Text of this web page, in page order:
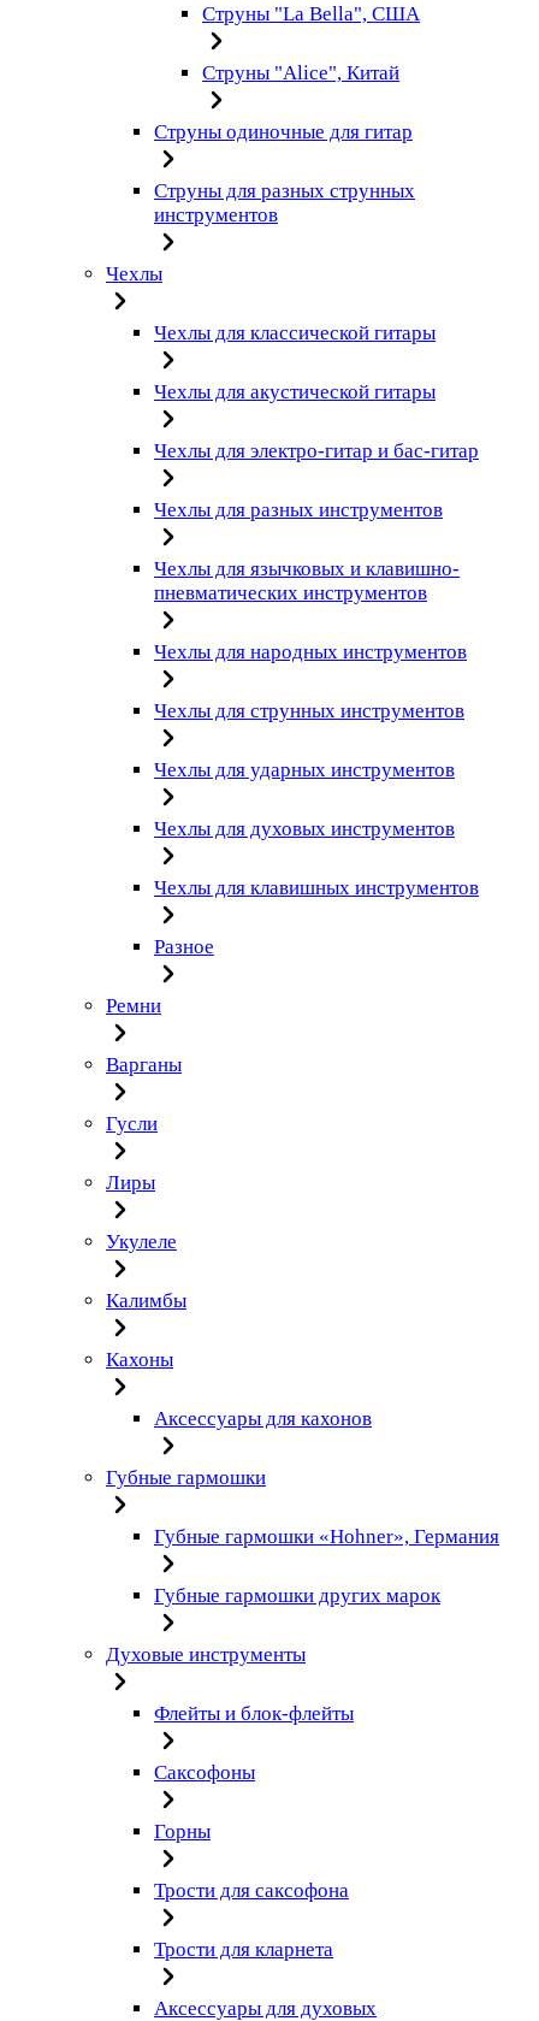
Струны "La Bella", США
Струны "Alice", Китай
Струны одиночные для гитар
Струны для разных струнных
инструментов
Чехлы
Чехлы для классической гитары
Чехлы для акустической гитары
Чехлы для электро-гитар и бас-гитар
Чехлы для разных инструментов
Чехлы для язычковых и клавишно-
пневматических инструментов
Чехлы для народных инструментов
Чехлы для струнных инструментов
Чехлы для ударных инструментов
Чехлы для духовых инструментов
Чехлы для клавишных инструментов
Разное
Ремни
Варганы
Гусли
Лиры
Укулеле
Калимбы
Кахоны
Аксессуары для кахонов
Губные гармошки
Губные гармошки «Hohner», Германия
Губные гармошки других марок
Духовые инструменты
Флейты и блок-флейты
Саксофоны
Горны
Трости для саксофона
Трости для кларнета
Аксессуары для духовых